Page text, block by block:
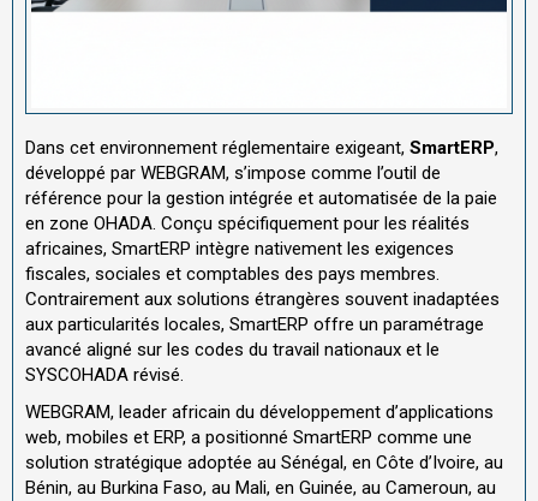
Dans cet environnement réglementaire exigeant, SmartERP,
développé par WEBGRAM, s’impose comme l’outil de
référence pour la gestion intégrée et automatisée de la paie
en zone OHADA. Conçu spécifiquement pour les réalités
africaines, SmartERP intègre nativement les exigences
fiscales, sociales et comptables des pays membres.
Contrairement aux solutions étrangères souvent inadaptées
aux particularités locales, SmartERP offre un paramétrage
avancé aligné sur les codes du travail nationaux et le
SYSCOHADA révisé.
WEBGRAM, leader africain du développement d’applications
web, mobiles et ERP, a positionné SmartERP comme une
solution stratégique adoptée au Sénégal, en Côte d’Ivoire, au
Bénin, au Burkina Faso, au Mali, en Guinée, au Cameroun, au